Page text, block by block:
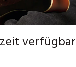
verfügbar